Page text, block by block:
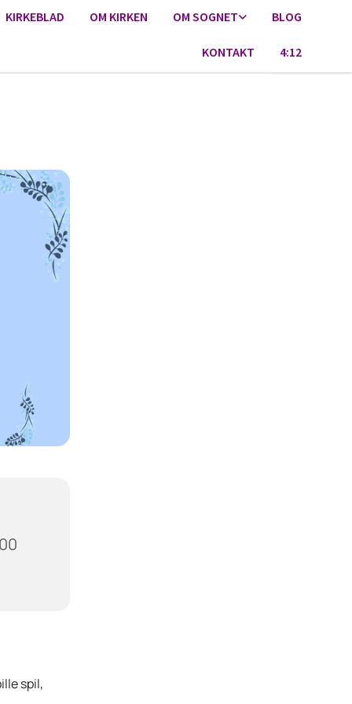
KIRKEBLAD OM KIRKEN OM SOGNET BLOG
KONTAKT 4:12
spil,